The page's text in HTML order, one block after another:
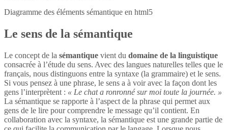
Diagramme des éléments sémantique en html5
Le sens de la sémantique
Le concept de la sémantique vient du domaine de la linguistique
consacrée à l’étude du sens. Avec des langues naturelles telles que le
français, nous distinguons entre la syntaxe (la grammaire) et le sens.
Si vous pensez à une phrase, le sens a à voir avec la façon dont les
gens l’interprètent : « Le chat a ronronné sur moi toute la journée. »
La sémantique se rapporte à l’aspect de la phrase qui permet aux
gens de le lire pour comprendre le message qu’il contient. En
collaboration avec la syntaxe, la sémantique est une grande partie de